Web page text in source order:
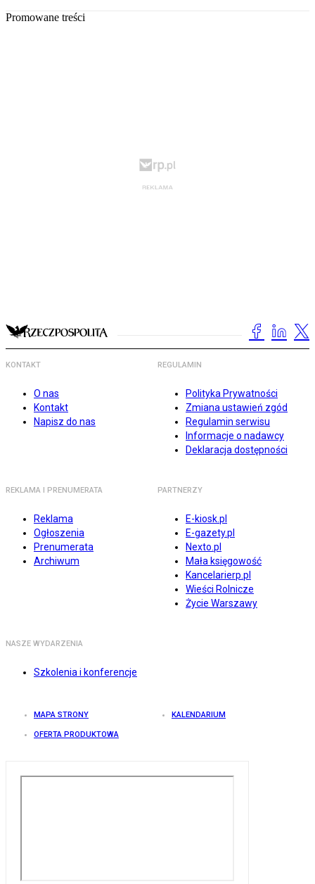
Promowane treści
KONTAKT
O nas
Kontakt
Napisz do nas
REGULAMIN
Polityka Prywatności
Zmiana ustawień zgód
Regulamin serwisu
Informacje o nadawcy
Deklaracja dostępności
REKLAMA I PRENUMERATA
Reklama
Ogłoszenia
Prenumerata
Archiwum
PARTNERZY
E-kiosk.pl
E-gazety.pl
Nexto.pl
Mała księgowość
Kancelarierp.pl
Wieści Rolnicze
Życie Warszawy
NASZE WYDARZENIA
Szkolenia i konferencje
MAPA STRONY KALENDARIUM
OFERTA PRODUKTOWA